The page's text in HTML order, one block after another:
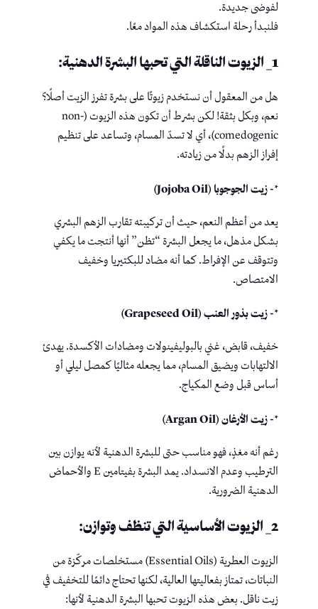
لفوضى جديدة.
فلنبدأ رحلة استكشاف هذه المواد معًا.
1_ الزيوت الناقلة التي تحبها البشرة الدهنية:
هل من المعقول أن نستخدم زيوتًا على بشرة تفرز الزيت أصلًا؟
نعم، وبكل بثقة! لكن بشرط أن تكون هذه الزيوت (non-
comedogenic)، أي لا تسدّ المسام، وتساعد على تنظيم
إفراز الزهم بدلًا من زيادته.
*- زيت الجوجوبا (Jojoba Oil)
يعد من أعظم النعم، حيث أن تركيبته تقارب الزهم البشري
بشكل مذهل، ما يجعل البشرة “تظن” أنها أنتجت ما يكفي
وتتوقف عن الإفراط. كما أنه مضاد للبكتيريا وخفيف
الامتصاص.
*- زيت بذور العنب (Grapeseed Oil)
خفيف، قابض، غني بالبوليفينولات ومضادات الأكسدة. يهدئ
الالتهابات ويضيق المسام، مما يجعله مثاليًا كمصل ليلي أو
أساس قبل وضع المكياج.
*- زيت الأرغان (Argan Oil)
رغم أنه مغذٍ، فهو مناسب حتى للبشرة الدهنية لأنه يوازن بين
الترطيب وعدم الانسداد. يمد البشرة بفيتامين E والأحماض
الدهنية الضرورية.
2_ الزيوت الأساسية التي تنظف وتوازن:
الزيوت العطرية (Essential Oils) مستخلصات مركّزة من
النباتات، تمتاز بفعاليتها العالية، لكنها تحتاج دائمًا للتخفيف في
زيت ناقل. بعض هذه الزيوت تحبها البشرة الدهنية لأنها: